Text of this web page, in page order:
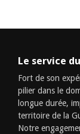
Le service
Fort de son
pilier dans le
longue durée,
territoire de la
Notre